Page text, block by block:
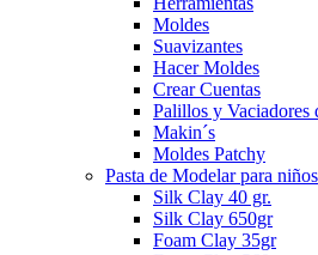
Moldes
Suavizantes
Hacer Moldes
Crear Cuentas
Palillos y Vaciadores
Makin´s
Moldes Patchy
Pasta de Modelar para niños
Silk Clay 40 gr.
Silk Clay 650gr
Foam Clay 35gr